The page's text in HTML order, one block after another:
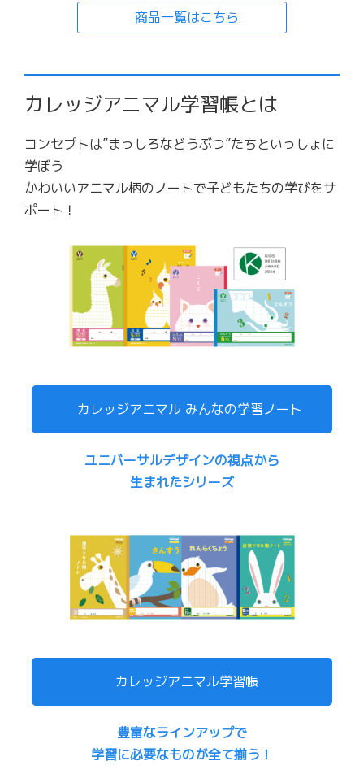
商品一覧はこちら
カレッジアニマル学習帳とは
コンセプトは”まっしろなどうぶつ”たちといっしょに
学ぼう
かわいいアニマル柄のノートで子どもたちの学びをサ
ポート！
カレッジアニマル みんなの学習ノート
ユニバーサルデザインの視点から
生まれたシリーズ
カレッジアニマル学習帳
豊富なラインアップで
学習に必要なものが全て揃う！